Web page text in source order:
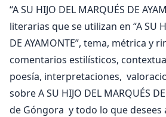
“A SU HIJO DEL MARQUÉS DE
literarias que se utilizan en “A SU
DE AYAMONTE”, tema, métrica y
comentarios estilísticos,
poesía, interpretaciones,
sobre A SU HIJO DEL MARQUÉS
de Góngora y todo lo que desees